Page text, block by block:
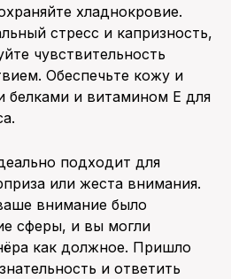
хладнокровие.
стресс и капризность,
чувствительность
Обеспечьте кожу и
белками и витамином Е для
подходит для
или жеста внимания.
внимание было
сферы, и вы могли
как должное. Пришло
и ответить